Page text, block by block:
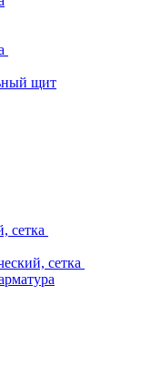
щит
сетка
сетка